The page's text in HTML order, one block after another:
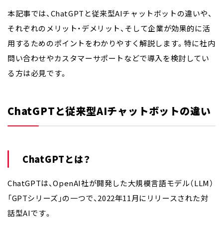
本記事では、ChatGPTと従来型AIチャットボットの違いや、
それぞれのメリット・デメリット、そして企業が効果的に活
用するためのポイントをわかりやすく解説します。特に社内
問い合わせやカスタマーサポートなどで導入を検討してい
る方は必見です。
ChatGPTと従来型AIチャットボットの違い
ChatGPTとは？
ChatGPTは、OpenAI社が開発した大規模言語モデル（LLM）
「GPTシリーズ」の一つで、2022年11月にリリースされた対
話型AIです。